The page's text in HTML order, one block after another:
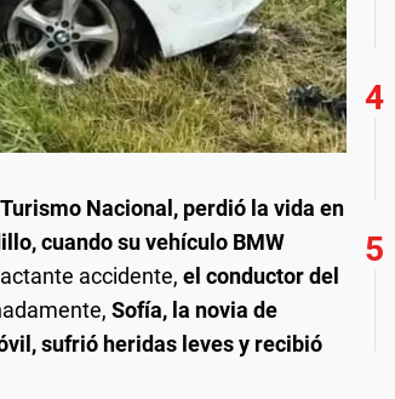
Nacional, perdió la vida en
cuando su vehículo BMW
accidente, el conductor del
Sofía, la novia de
sufrió heridas leves y recibió